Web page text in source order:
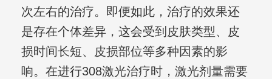
次左右的治疗。即便如此，治疗的效果还
是存在个体差异，这会受到皮肤类型、皮
损时间长短、皮损部位等多种因素的影
响。在进行308激光治疗时，激光剂量需要